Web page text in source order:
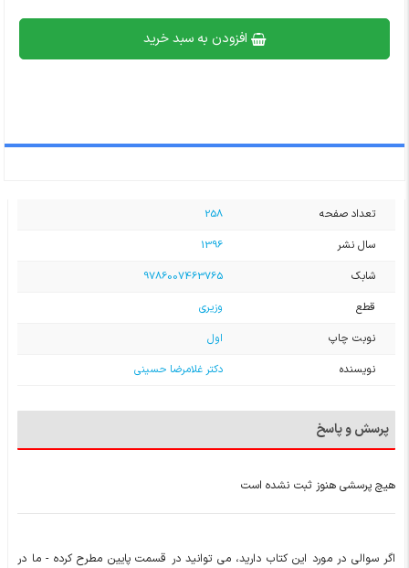
افزودن به سبد خرید
تعداد صفحه
258
سال نشر
1396
شابک
9786007463765
قطع
وزیری
نوبت چاپ
اول
نویسنده
دکتر غلامرضا حسینی
پرسش و پاسخ
هیچ پرسشی هنوز ثبت نشده است
اگر سوالی در مورد این کتاب دارید، می توانید در قسمت پایین مطرح کرده - ما در